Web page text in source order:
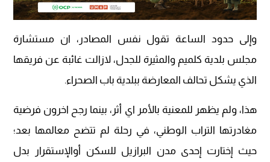
وإلى حدود الساعة تقول نفس المصادر، ان مستشارة
مجلس بلدية كلميم والمثيرة للجدل، لازالت غائبة عن فريقها
الذي يشكل تحالف المعارضة ببلدية باب الصحراء.
هذا، ولم يظهر للمعنية بالأمر اي أثر، بينما رجح اخرون فرضية
مغادرتها التراب الوطني، في رحلة لم تتضح معالمها بعد؛
حيث إختارت إحدى مدن البرازيل للسكن أوالإستقرار بدل